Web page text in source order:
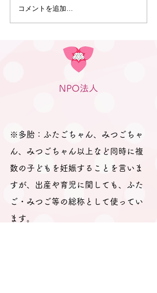
が参加されました。 今回も、
間に参加のパパなどが参加さ
れました。 「聞きたいことは
ふたごの妊娠、ましてや初め
経て多胎育児真っ最中のパパ
コメントを追加…
NPO法人
※多胎：ふたごちゃん、みつごちゃ
ん、みつごちゃん以上など同時に複
数の子どもを妊娠することを言いま
すが、出産や育児に関しても、ふた
ご・みつご等の総称として使ってい
ます。